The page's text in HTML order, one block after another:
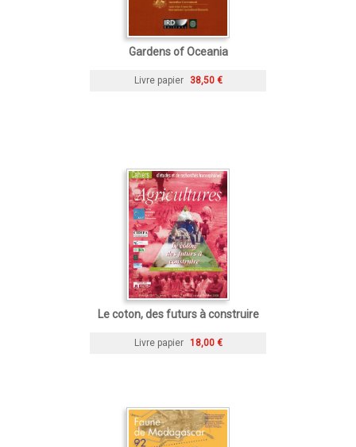
Gardens of Oceania
Livre papier 38,50 €
Le coton, des futurs à construire
Livre papier 18,00 €